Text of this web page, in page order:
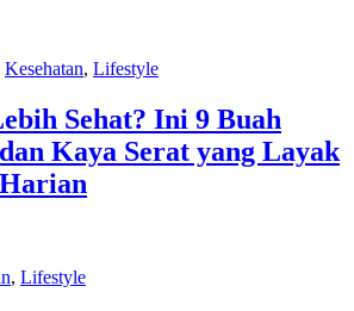
Kesehatan, Lifestyle
Sehat? Ini 9 Buah
Kaya Serat yang Layak
, Lifestyle